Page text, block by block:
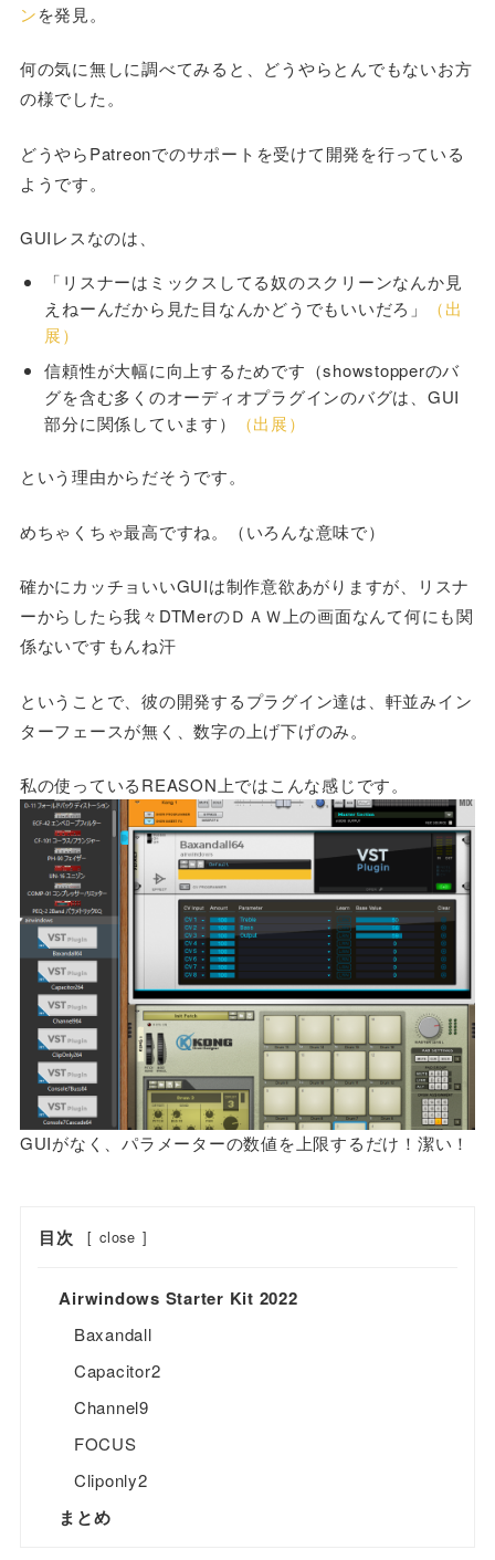
ンを発見。
何の気に無しに調べてみると、どうやらとんでもないお方
の様でした。
どうやらPatreonでのサポートを受けて開発を行っている
ようです。
GUIレスなのは、
「リスナーはミックスしてる奴のスクリーンなんか見
えねーんだから見た目なんかどうでもいいだろ」
（出
展）
信頼性が大幅に向上するためです（showstopperのバ
グを含む多くのオーディオプラグインのバグは、GUI
部分に関係しています）
（出展）
という理由からだそうです。
めちゃくちゃ最高ですね。（いろんな意味で）
確かにカッチョいいGUIは制作意欲あがりますが、リスナ
ーからしたら我々DTMerのＤＡＷ上の画面なんて何にも関
係ないですもんね汗
ということで、彼の開発するプラグイン達は、軒並みイン
ターフェースが無く、数字の上げ下げのみ。
私の使っているREASON上ではこんな感じです。
GUIがなく、パラメーターの数値を上限するだけ！潔い！
目次 [ close ]
Airwindows Starter Kit 2022
Baxandall
Capacitor2
Channel9
FOCUS
Cliponly2
まとめ